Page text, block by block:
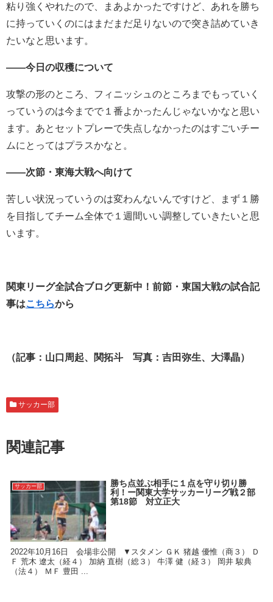
粘り強くやれたので、まあよかったですけど、あれを勝ち
に持っていくのにはまだまだ足りないので突き詰めていき
たいなと思います。
――今日の収穫について
攻撃の形のところ、フィニッシュのところまでもっていく
っていうのは今までで１番よかったんじゃないかなと思い
ます。あとセットプレーで失点しなかったのはすごいチー
ムにとってはプラスかなと。
――次節・東海大戦へ向けて
苦しい状況っていうのは変わんないんですけど、まず１勝
を目指してチーム全体で１週間いい調整していきたいと思
います。
関東リーグ全試合ブログ更新中！前節・東国大戦の試合記
事はこちらから
（記事：山口周起、関拓斗 写真：吉田弥生、大澤晶）
サッカー部
関連記事
サッカー部
勝ち点並ぶ相手に１点を守り切り勝
利！ー関東大学サッカーリーグ戦２部
第18節 対立正大
2022年10月16日 会場非公開 ▼スタメン ＧＫ 猪越 優惟（商３） Ｄ
Ｆ 荒木 遼太（経４） 加納 直樹（総３） 牛澤 健（経３） 岡井 駿典
（法４） ＭＦ 豊田 ...